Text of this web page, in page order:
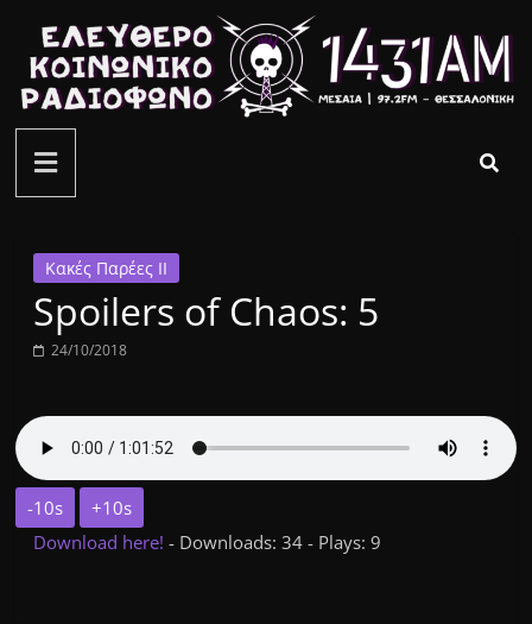
περιεχόμενο
ελεύθερο
κοινωνικό
ραδιόφωνο
1431AM
Κακές Παρέες ΙΙ
Spoilers of Chaos: 5
24/10/2018
-10s
+10s
Download here!- Downloads: 34 - Plays: 9